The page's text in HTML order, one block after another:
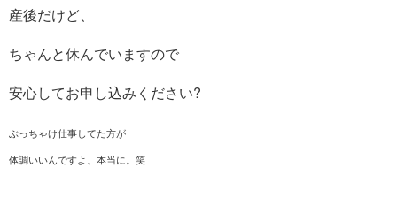
産後だけど、
ちゃんと休んでいますので
安心してお申し込みください?
ぶっちゃけ仕事してた方が
体調いいんですよ、本当に。笑